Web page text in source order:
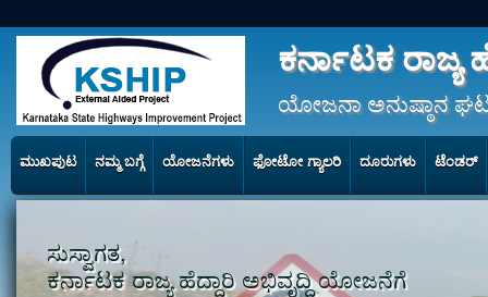
ಕರ್ನಾಟಕ ರಾಜ್ಯ
ಯೋಜನಾ ಅನುಷ್ಠಾನ
ಮುಖಪುಟ ನಮ್ಮ ಬಗ್ಗೆ ಯೋಜನೆಗಳು ಫೋಟೋ ಗ್ಯಾಲರಿ ದೂರುಗಳು ಟೆಂಡರ್
ಸುಸ್ವಾಗತ,
ಕರ್ನಾಟಕ ರಾಜ್ಯ ಹೆದ್ದಾರಿ ಅಭಿವೃದ್ಧಿ ಯೋಜನೆಗೆ